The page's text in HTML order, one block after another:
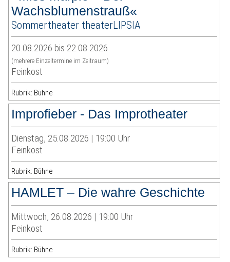
Wachsblumenstrauß«
Sommertheater theaterLIPSIA
20.08.2026 bis 22.08.2026
(mehrere Einzeltermine im Zeitraum)
Feinkost
Rubrik: Bühne
Improfieber - Das Improtheater
Dienstag, 25.08.2026 | 19:00 Uhr
Feinkost
Rubrik: Bühne
HAMLET – Die wahre Geschichte
Mittwoch, 26.08.2026 | 19:00 Uhr
Feinkost
Rubrik: Bühne